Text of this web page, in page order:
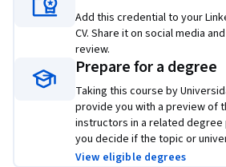
contexto, se realizarán aplicaciones a
predictivos contemplados en modelos
aprendizaje automático.
Este curso está pensado para
disciplinas que quieren adentrarse en
de datos aplicado a finanzas, quienes
desarrollo de habilidades de análisis
aplicación de los enfoques estadísticos
Add this credential to your
CV. Share it on social media
review.
Prepare for a degree
Taking this course by
provide you with a preview of
instructors in a related degree
you decide if the topic or
View eligible degrees